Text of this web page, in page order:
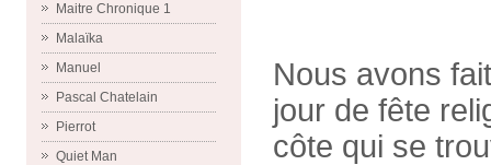
Maitre Chronique 1
Malaïka
Manuel
Pascal Chatelain
Pierrot
Quiet Man
Nous avons
jour de fête
côte qui se